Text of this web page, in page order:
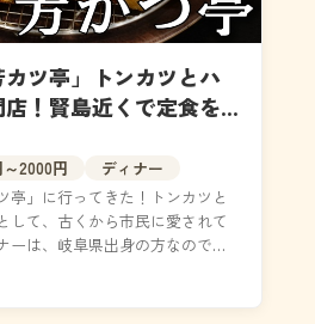
カツ亭」トンカツとハ
！賢島近くで定食を
ュー・食べた感想
2000円
ディナー
亭」に行ってきた！トンカツと
して、古くから市民に愛されて
ーは、岐阜県出身の方なので使
シーポーク」の一択。調理工